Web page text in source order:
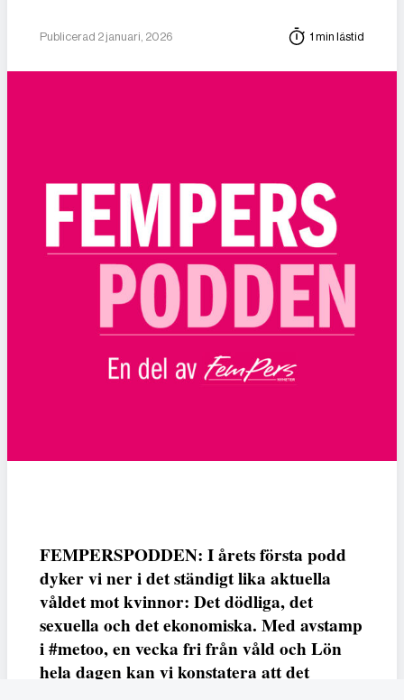
Publicerad 2 januari, 2026 1 min lästid
FEMPERSPODDEN: I årets första podd
dyker vi ner i det ständigt lika aktuella
våldet mot kvinnor: Det dödliga, det
sexuella och det ekonomiska. Med avstamp
i #metoo, en vecka fri från våld och Lön
hela dagen kan vi konstatera att det